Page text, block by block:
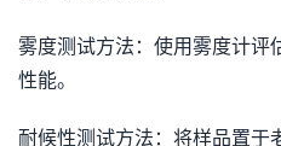
雾度测试方法：使用雾度计评
性能。
耐候性测试方法：将样品置于